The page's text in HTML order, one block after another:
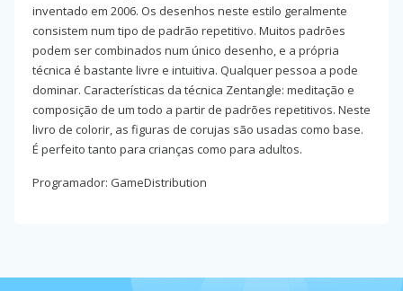
inventado em 2006. Os desenhos neste estilo geralmente
consistem num tipo de padrão repetitivo. Muitos padrões
podem ser combinados num único desenho, e a própria
técnica é bastante livre e intuitiva. Qualquer pessoa a pode
dominar. Características da técnica Zentangle: meditação e
composição de um todo a partir de padrões repetitivos. Neste
livro de colorir, as figuras de corujas são usadas como base.
É perfeito tanto para crianças como para adultos.
Programador: GameDistribution